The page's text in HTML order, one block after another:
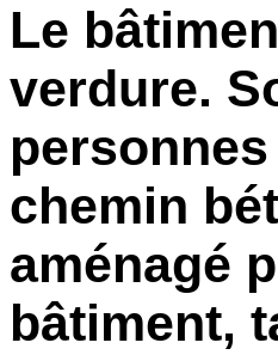
Le
verdure.
chemin
aménagé
bâtiment,